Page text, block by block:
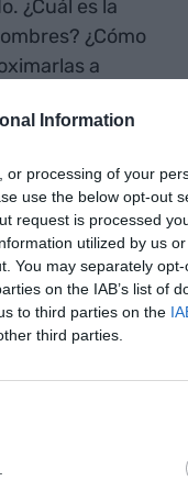
Information
or processing of your
use the below opt-out
request is processed
utilized by us
You may separately
on the IAB’s list of
to third parties on the
third parties.
¿Cuál es la
¿Cómo
a
proximidad
al
y dar mucho
futbolín
género en la
a las